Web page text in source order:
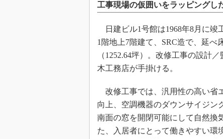
工事現場の仮囲いをラッピングし
日建ビル1号館は1968年8月に竣
1階地上7階建て、SRC造で、延べ
（1252.64坪）。改修工事の設計
木工務店が手掛ける。
改修工事では、汎用性の高い省
向上、空調機器のダウンサイジン
南面の窓を開閉可能にして自然換
た、入居者にとって働きやすい環